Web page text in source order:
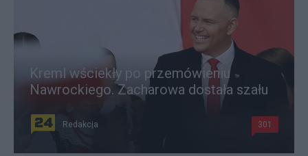
Kreml wściekły po przemówieniu
Nawrockiego. Zacharowa dostała szału
Redakcja 301